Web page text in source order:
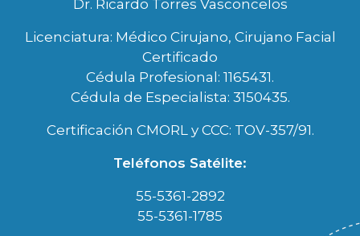
Dr. Ricardo Torres Vasconcelos
Licenciatura: Médico Cirujano, Cirujano Facial
Certificado
Cédula Profesional: 1165431.
Cédula de Especialista: 3150435.
Certificación CMORL y CCC: TOV-357/91.
Teléfonos Satélite:
55-5361-2892
55-5361-1785